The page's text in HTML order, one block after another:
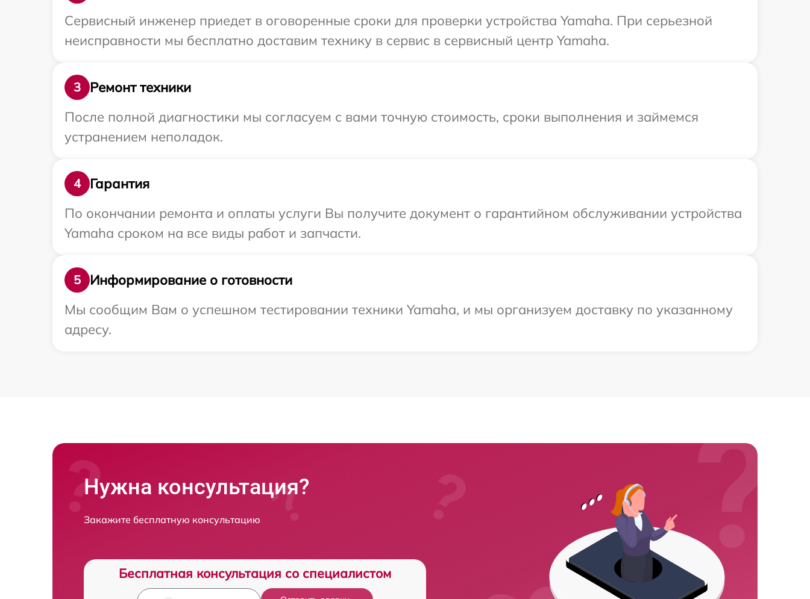
Сервисный инженер приедет в оговоренные сроки для проверки устройства Yamaha. При серьезной
неисправности мы бесплатно доставим технику в сервис в сервисный центр Yamaha.
3
Ремонт техники
После полной диагностики мы согласуем с вами точную стоимость, сроки выполнения и займемся
устранением неполадок.
4
Гарантия
По окончании ремонта и оплаты услуги Вы получите документ о гарантийном обслуживании устройства
Yamaha сроком на все виды работ и запчасти.
5
Информирование о готовности
Мы сообщим Вам о успешном тестировании техники Yamaha, и мы организуем доставку по указанному
адресу.
Нужна консультация?
Закажите бесплатную консультацию
Бесплатная консультация со специалистом